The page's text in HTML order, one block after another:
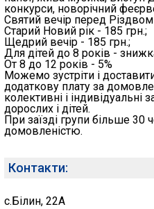
конкурси, новорічний
Святий вечір перед
Старий Новий рік - 185 грн.;
Щедрий вечір - 185 грн.;
Для дітей до 8 років -
От 8 до 12 років - 5%
Можемо зустріти і
додаткову плату за
колективні і індивідуальні
дорослих і дітей.
При заїзді групи більше 30
домовленістю.
Контакти:
с.Білин, 22А